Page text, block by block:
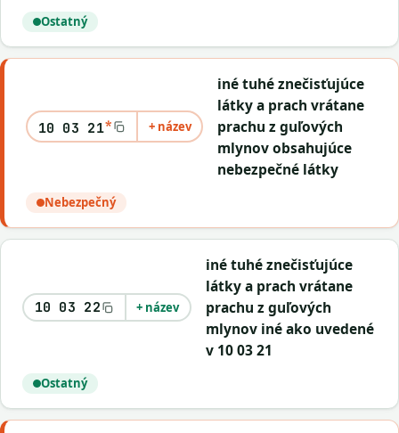
Ostatný
10 03 21* + název
iné tuhé znečisťujúce
látky a prach vrátane
prachu z guľových
mlynov obsahujúce
nebezpečné látky
Nebezpečný
10 03 22 + název
iné tuhé znečisťujúce
látky a prach vrátane
prachu z guľových
mlynov iné ako uvedené
v 10 03 21
Ostatný